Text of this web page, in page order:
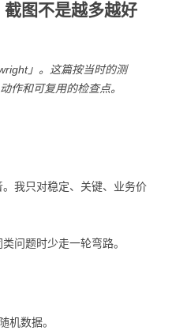
图不是越多越好
」。这篇按当时的测
作和可复用的检查点。
我只对稳定、关键、业务价
问题时少走一轮弯路。
机数据。